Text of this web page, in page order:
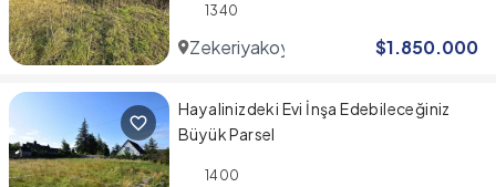
1340
Zekeriyakoy $1.850.000
Hayalinizdeki Evi İnşa Edebileceğiniz
Büyük Parsel
1400